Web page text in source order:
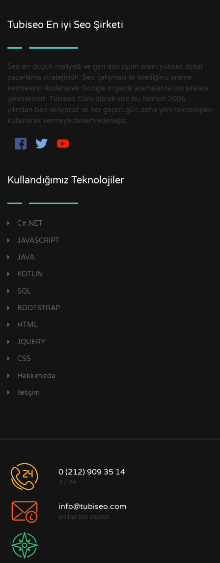
Tubiseo En iyi Seo Şirketi
Seo en düşük maliyetli ve geri dönüşüm oranı yüksek dijital
pazarlama stratejisidir. Seo çalışması ile istediğiniz arama
kelimelerini kullanarak Google organik aramalarda üst sıralara
çıkabilirsiniz. Tubiseo.Com olarak size bu hizmeti 2005
yılından beri veriyoruz ve her geçen gün daha yeni teknolojileri
kullanarak vermeye devam edeceğiz.
Kullandığımız Teknolojiler
C#.NET
JAVASCRIPT
JAVA
KOTLIN
SQL
BOOTSTRAP
HTML
JQUERY
CSS
Hakkımızda
İletişim
0 (212) 909 35 14
7 / 24
info@tubiseo.com
online seo destek